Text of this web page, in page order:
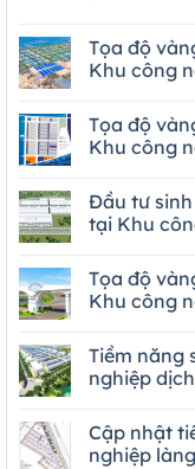
Tọa độ
Khu công
Tọa độ
Khu công
Đầu tư
tại Khu
Tọa độ
Khu công
Tiềm năng
nghiệp
Cập nhật
nghiệp